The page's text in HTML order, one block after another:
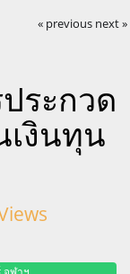
« previous next »
ระกวด
เงินทุน